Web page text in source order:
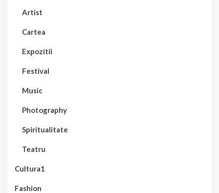
Artist
Cartea
Expozitii
Festival
Music
Photography
Spiritualitate
Teatru
Cultura1
Fashion